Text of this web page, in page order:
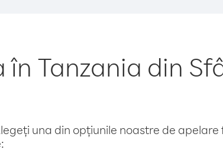
Tanzania din
una din opțiunile noastre de apelare